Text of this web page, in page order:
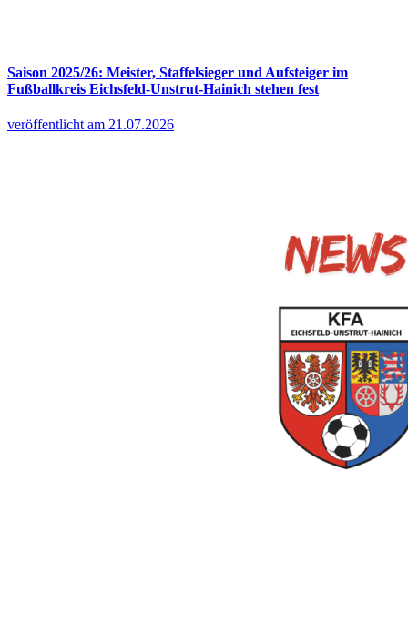
Saison 2025/26: Meister, Staffelsieger und Aufsteiger im
Fußballkreis Eichsfeld-Unstrut-Hainich stehen fest
veröffentlicht am 21.07.2026